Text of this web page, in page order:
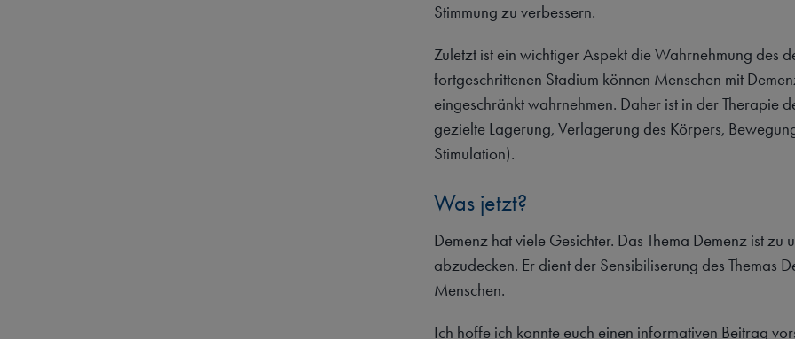
Stimmung zu verbessern.
Zuletzt ist ein wichtiger Aspekt die Wahrnehmung des
fortgeschrittenen Stadium können Menschen mit
eingeschränkt wahrnehmen. Daher ist in der Therapie
gezielte Lagerung, Verlagerung des Körpers,
Stimulation).
Was jetzt?
Demenz hat viele Gesichter. Das Thema Demenz ist
abzudecken. Er dient der Sensibiliserung des Themas
Menschen.
Ich hoffe ich konnte euch einen informativen Beitrag